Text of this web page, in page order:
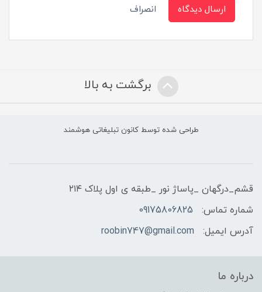
ارسال دیدگاه انصراف
برگشت به بالا
طراحی شده توسط کانون تبلیغاتی هوشمند
قشم_درگهان _پاساژ نور _طبقه ی اول پلاک ۲۱۴
شماره تماس:
09175806825
آدرس ایمیل:
roobin747@gmail.com
درباره ما